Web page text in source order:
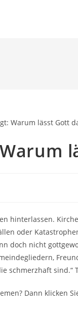
hinterlassen.
oder
doch nicht
schmerzhaft
Dann klicken